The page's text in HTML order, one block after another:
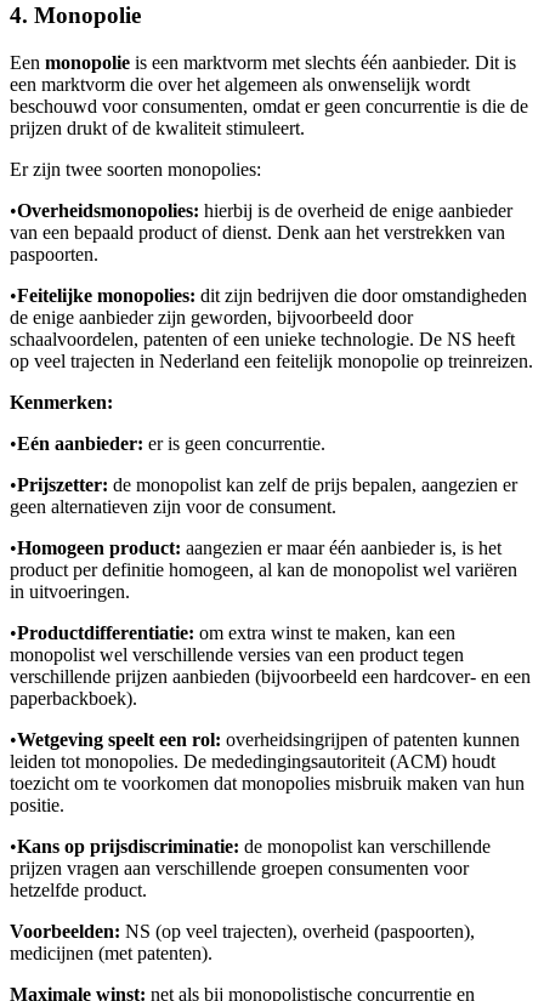
4. Monopolie
Een monopolie is een marktvorm met slechts één aanbieder. Dit is
een marktvorm die over het algemeen als onwenselijk wordt
beschouwd voor consumenten, omdat er geen concurrentie is die de
prijzen drukt of de kwaliteit stimuleert.
Er zijn twee soorten monopolies:
•Overheidsmonopolies: hierbij is de overheid de enige aanbieder
van een bepaald product of dienst. Denk aan het verstrekken van
paspoorten.
•Feitelijke monopolies: dit zijn bedrijven die door omstandigheden
de enige aanbieder zijn geworden, bijvoorbeeld door
schaalvoordelen, patenten of een unieke technologie. De NS heeft
op veel trajecten in Nederland een feitelijk monopolie op treinreizen.
Kenmerken:
•Eén aanbieder: er is geen concurrentie.
•Prijszetter: de monopolist kan zelf de prijs bepalen, aangezien er
geen alternatieven zijn voor de consument.
•Homogeen product: aangezien er maar één aanbieder is, is het
product per definitie homogeen, al kan de monopolist wel variëren
in uitvoeringen.
•Productdifferentiatie: om extra winst te maken, kan een
monopolist wel verschillende versies van een product tegen
verschillende prijzen aanbieden (bijvoorbeeld een hardcover- en een
paperbackboek).
•Wetgeving speelt een rol: overheidsingrijpen of patenten kunnen
leiden tot monopolies. De mededingingsautoriteit (ACM) houdt
toezicht om te voorkomen dat monopolies misbruik maken van hun
positie.
•Kans op prijsdiscriminatie: de monopolist kan verschillende
prijzen vragen aan verschillende groepen consumenten voor
hetzelfde product.
Voorbeelden: NS (op veel trajecten), overheid (paspoorten),
medicijnen (met patenten).
Maximale winst: net als bij monopolistische concurrentie en